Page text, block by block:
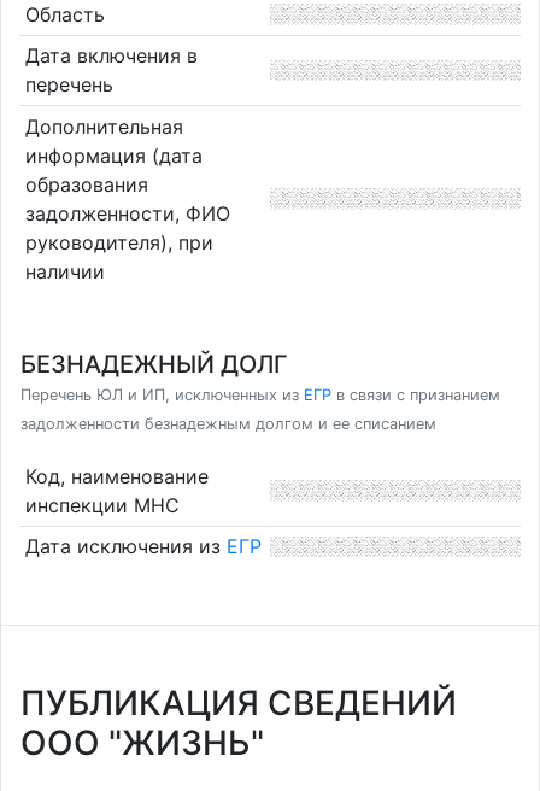
Область
Дата включения в
перечень
Дополнительная
информация (дата
образования
задолженности, ФИО
руководителя), при
наличии
БЕЗНАДЕЖНЫЙ ДОЛГ
Перечень ЮЛ и ИП, исключенных из ЕГР в связи с признанием
задолженности безнадежным долгом и ее списанием
Код, наименование
инспекции МНС
Дата исключения из ЕГР
ПУБЛИКАЦИЯ СВЕДЕНИЙ
ООО "ЖИЗНЬ"